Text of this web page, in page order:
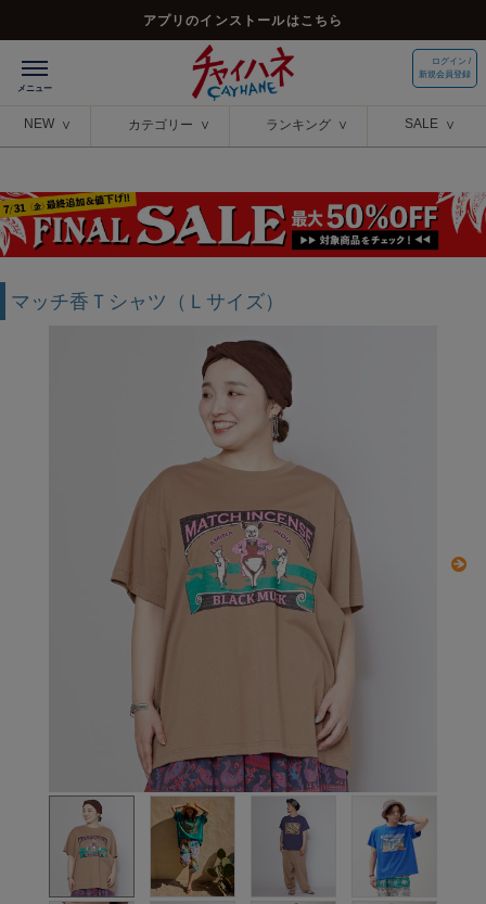
アプリのインストールはこちら
ログイン /
新規会員登録
NEW カテゴリー ランキング SALE
マッチ香Ｔシャツ（Ｌサイズ）